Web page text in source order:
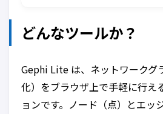
どんなツールか？
Gephi Lite は、ネットワークグ
化）をブラウザ上で手軽に行え
ョンです。ノード（点）とエッ